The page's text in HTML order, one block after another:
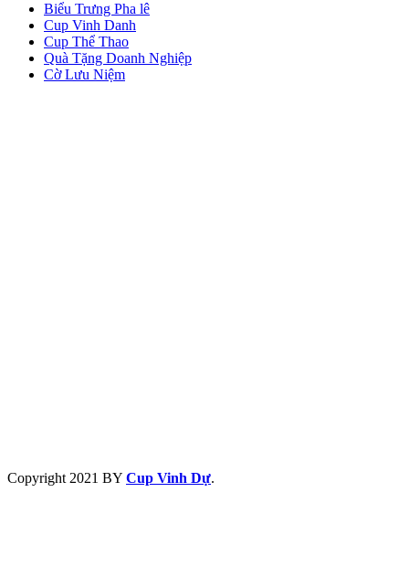
Biểu Trưng Pha lê
Cup Vinh Danh
Cup Thể Thao
Quà Tặng Doanh Nghiệp
Cờ Lưu Niệm
Copyright 2021 BY Cup Vinh Dự.